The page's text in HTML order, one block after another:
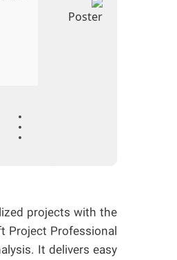
projects with the
Project Professional
It delivers easy